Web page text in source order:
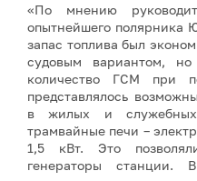
«По мнению
опытнейшего полярника
запас топлива был
судовым вариантом,
количество ГСМ при
представлялось
в жилых и служебных
трамвайные печи –
1,5 кВт. Это
генераторы